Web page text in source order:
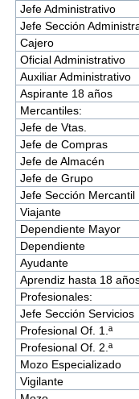
Jefe Administrativo
Jefe Sección
Cajero
Oficial Administrativo
Auxiliar Administrativo
Aspirante 18 años
Mercantiles:
Jefe de Vtas.
Jefe de Compras
Jefe de Almacén
Jefe de Grupo
Jefe Sección Mercantil
Viajante
Dependiente Mayor
Dependiente
Ayudante
Aprendiz hasta 18
Profesionales:
Jefe Sección Servicios
Profesional Of. 1.ª
Profesional Of. 2.ª
Mozo Especializado
Vigilante